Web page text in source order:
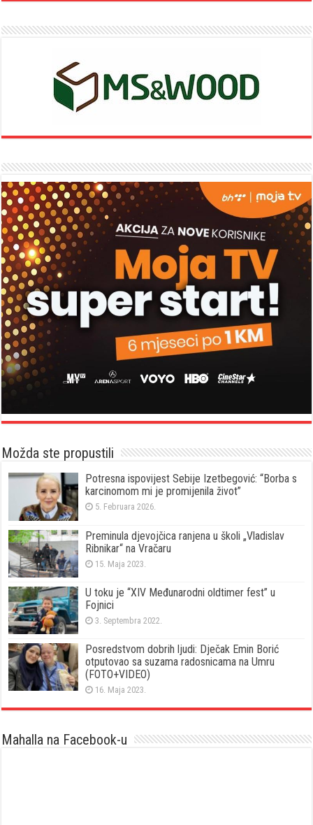
Možda ste propustili
Potresna ispovijest Sebije Izetbegović: “Borba s
karcinomom mi je promijenila život”
5. Februara 2026.
Preminula djevojčica ranjena u školi „Vladislav
Ribnikar“ na Vračaru
15. Maja 2023.
U toku je “XIV Međunarodni oldtimer fest” u
Fojnici
3. Septembra 2022.
Posredstvom dobrih ljudi: Dječak Emin Borić
otputovao sa suzama radosnicama na Umru
(FOTO+VIDEO)
16. Maja 2023.
Mahalla na Facebook-u